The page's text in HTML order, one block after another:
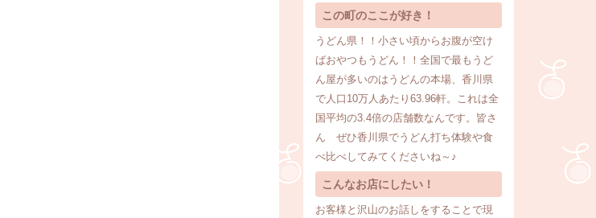
この町のここが好き！
うどん県！！小さい頃からお腹が空け
ばおやつもうどん！！全国で最もうど
ん屋が多いのはうどんの本場、香川県
で人口10万人あたり63.96軒。これは全
国平均の3.4倍の店舗数なんです。皆さ
ん ぜひ香川県でうどん打ち体験や食
べ比べしてみてくださいね～♪
こんなお店にしたい！
お客様と沢山のお話しをすることで現